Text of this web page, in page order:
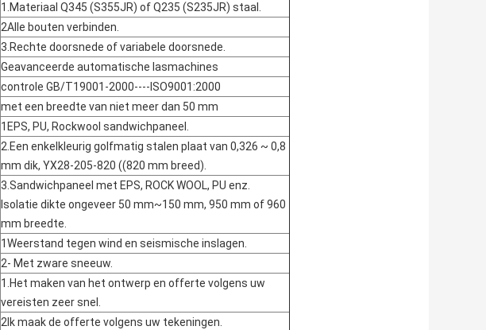
1.Materiaal Q345 (S355JR) of Q235 (S235JR) staal.
2Alle bouten verbinden.
3.Rechte doorsnede of variabele doorsnede.
Geavanceerde automatische lasmachines
controle GB/T19001-2000----ISO9001:2000
met een breedte van niet meer dan 50 mm
1EPS, PU, Rockwool sandwichpaneel.
2.Een enkelkleurig golfmatig stalen plaat van 0,326 ~ 0,8
mm dik, YX28-205-820 ((820 mm breed).
3.Sandwichpaneel met EPS, ROCK WOOL, PU enz.
Isolatie dikte ongeveer 50 mm~150 mm, 950 mm of 960
mm breedte.
1Weerstand tegen wind en seismische inslagen.
2- Met zware sneeuw.
1.Het maken van het ontwerp en offerte volgens uw
vereisten zeer snel.
2Ik maak de offerte volgens uw tekeningen.